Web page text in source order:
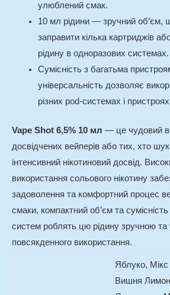
улюблений смак.
10 мл рідини — зручний об’єм,
заправити кілька картриджів
рідину в одноразових системах.
Сумісність з багатьма
універсальність дозволяє
різних pod-системах і
Vape Shot 6,5% 10 мл — це чудовий
досвідчених вейперів або тих, хто
інтенсивний нікотиновий досвід.
використання сольового нікотину
задоволення та комфортний процес
смаки, компактний об’єм та
систем роблять цю рідину зручною та
повсякденного використання.
Яблуко,
Вишня